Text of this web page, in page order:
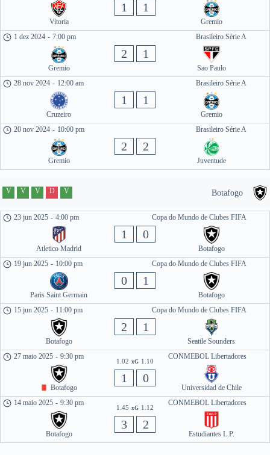
Vitoria
1 1
Gremio
Brasileiro Série A
1 dez 2024 - 7:00 pm
Gremio
2 1
Sao Paulo
Brasileiro Série A
28 nov 2024 - 12:00 am
Cruzeiro
1 1
Gremio
Brasileiro Série A
20 nov 2024 - 10:00 pm
Gremio
2 2
Juventude
Botafogo
V V V D V
Copa do Mundo de Clubes FIFA
23 jun 2025 - 4:00 pm
Atletico Madrid
1 0
Botafogo
Copa do Mundo de Clubes FIFA
19 jun 2025 - 10:00 pm
Paris Saint Germain
0 1
Botafogo
Copa do Mundo de Clubes FIFA
15 jun 2025 - 11:00 pm
Botafogo
2 1
Seattle Sounders
CONMEBOL Libertadores
27 maio 2025 - 9:30 pm
Botafogo
1.02 xG 1.10
1 0
Universidad de Chile
CONMEBOL Libertadores
14 maio 2025 - 9:30 pm
Botafogo
1.45 xG 1.12
3 2
Estudiantes L.P.